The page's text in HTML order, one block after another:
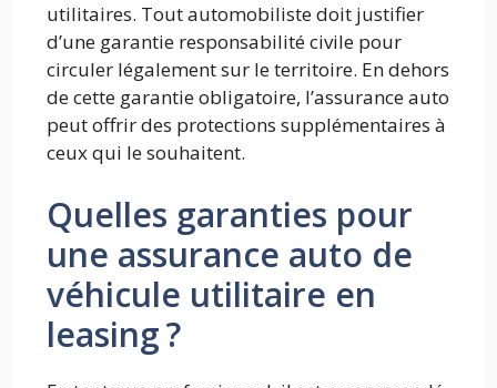
utilitaires. Tout automobiliste doit justifier
d’une garantie responsabilité civile pour
circuler légalement sur le territoire. En dehors
de cette garantie obligatoire, l’assurance auto
peut offrir des protections supplémentaires à
ceux qui le souhaitent.
Quelles garanties pour
une assurance auto de
véhicule utilitaire en
leasing ?